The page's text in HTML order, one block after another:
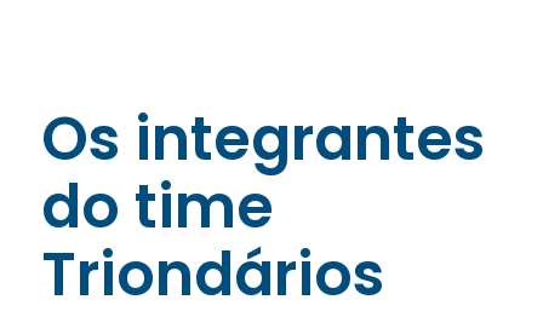
Os integrantes
do time
Triondários